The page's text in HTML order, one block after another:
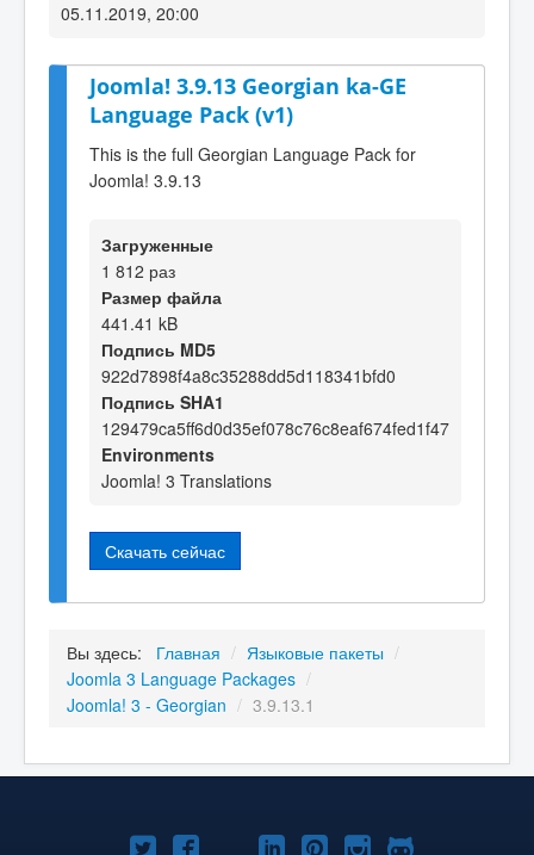
05.11.2019, 20:00
Joomla! 3.9.13 Georgian ka-GE
Language Pack (v1)
This is the full Georgian Language Pack for
Joomla! 3.9.13
Загруженные
1 812 раз
Размер файла
441.41 kB
Подпись MD5
922d7898f4a8c35288dd5d118341bfd0
Подпись SHA1
129479ca5ff6d0d35ef078c76c8eaf674fed1f47
Environments
Joomla! 3 Translations
Скачать сейчас
Вы здесь: Главная / Языковые пакеты /
Joomla 3 Language Packages /
Joomla! 3 - Georgian / 3.9.13.1